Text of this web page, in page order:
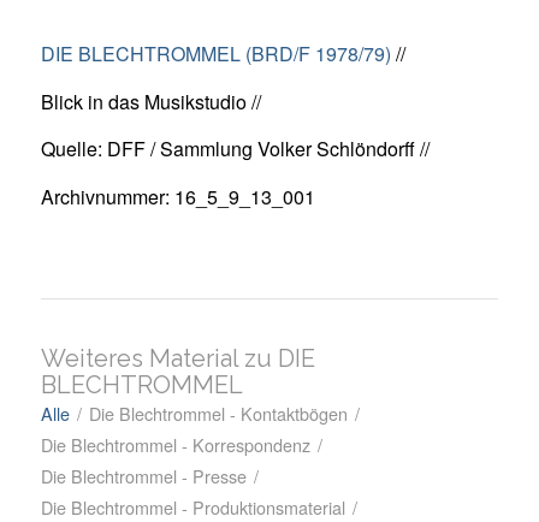
DIE BLECHTROMMEL (BRD/F 1978/79) //
Blick in das Musikstudio //
Quelle: DFF / Sammlung Volker Schlöndorff //
Archivnummer: 16_5_9_13_001
Weiteres Material zu DIE
BLECHTROMMEL
Alle / Die Blechtrommel - Kontaktbögen /
Die Blechtrommel - Korrespondenz /
Die Blechtrommel - Presse /
Die Blechtrommel - Produktionsmaterial /